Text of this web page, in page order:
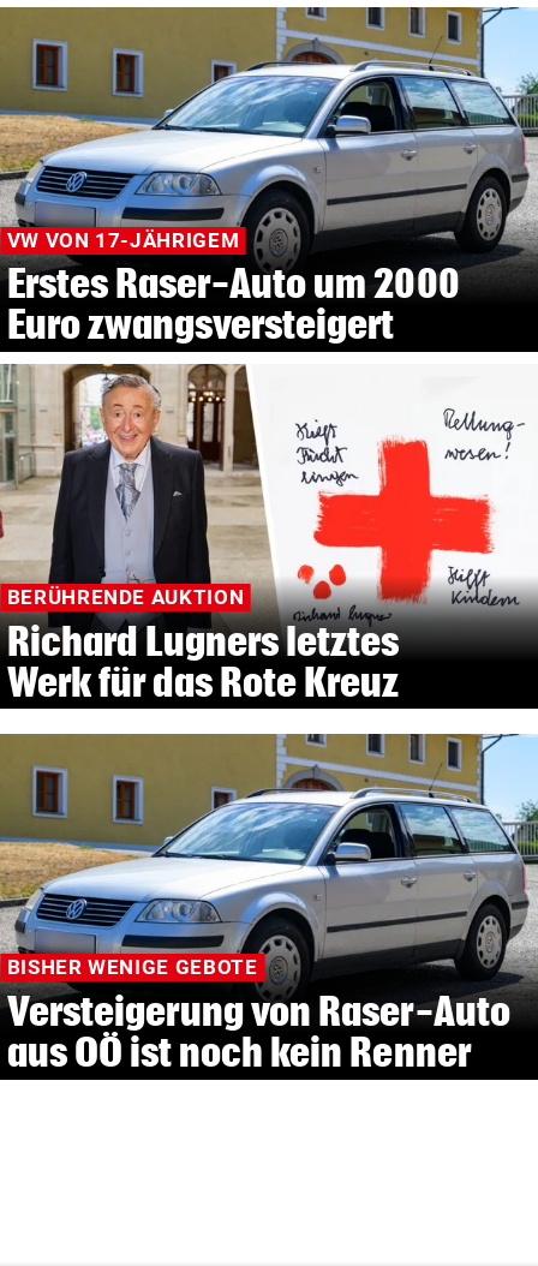
VW VON 17-JÄHRIGEM
Erstes Raser-Auto um 2000
Euro zwangsversteigert
BERÜHRENDE AUKTION
Richard Lugners letztes
Werk für das Rote Kreuz
BISHER WENIGE GEBOTE
Versteigerung von Raser-Auto
aus OÖ ist noch kein Renner